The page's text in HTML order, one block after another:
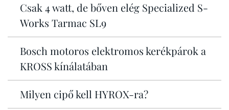
Csak 4 watt, de bőven elég Specialized S-
Works Tarmac SL9
Bosch motoros elektromos kerékpárok a
KROSS kínálatában
Milyen cipő kell HYROX-ra?